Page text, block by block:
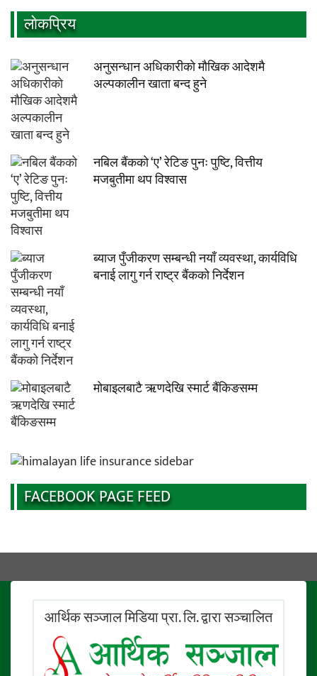
लाेकप्रिय
अनुसन्धान अधिकारीकाे माैखिक आदेशमै
अल्पकालीन खाता बन्द हुने
नबिल बैंकको ‘ए’ रेटिङ पुनः पुष्टि, वित्तीय
मजबुतीमा थप विश्वास
ब्याज पुँजीकरण सम्बन्धी नयाँ व्यवस्था, कार्यविधि
बनाई लागु गर्न राष्ट्र बैंकको निर्देशन
मोबाइलबाटै ऋणदेखि स्मार्ट बैंकिङसम्म
FACEBOOK PAGE FEED
आर्थिक सञ्जाल मिडिया प्रा. लि. द्वारा सञ्चालित